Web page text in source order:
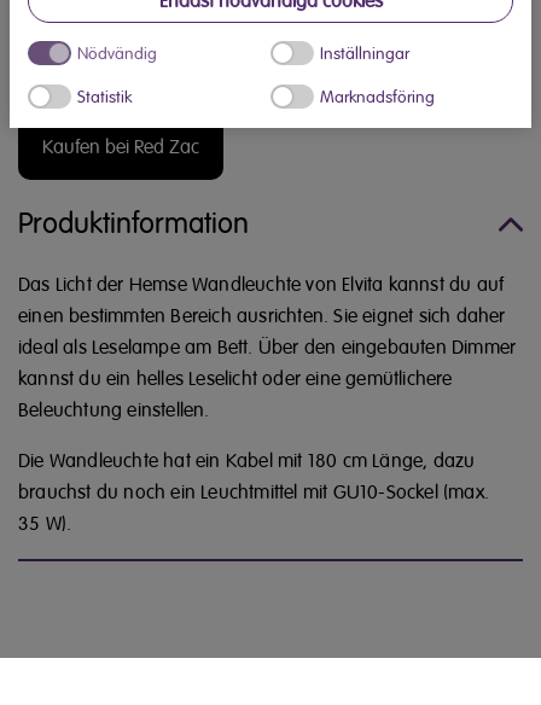
Nödvändig Inställningar
Statistik Marknadsföring
Kaufen bei Red Zac
Produktinformation
Das Licht der Hemse Wandleuchte von Elvita kannst du auf
einen bestimmten Bereich ausrichten. Sie eignet sich daher
ideal als Leselampe am Bett. Über den eingebauten Dimmer
kannst du ein helles Leselicht oder eine gemütlichere
Beleuchtung einstellen.
Die Wandleuchte hat ein Kabel mit 180 cm Länge, dazu
brauchst du noch ein Leuchtmittel mit GU10-Sockel (max.
35 W).